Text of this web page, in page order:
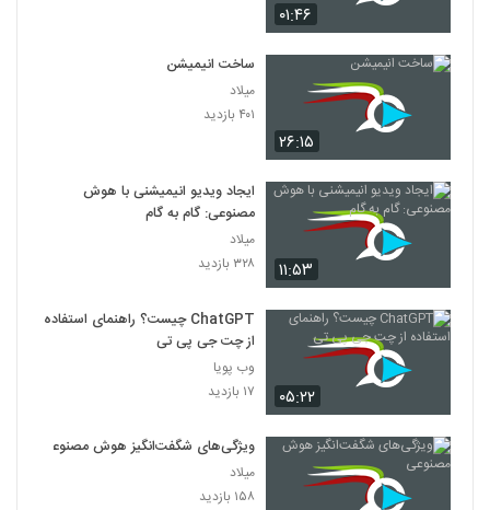
۰۱:۴۶
۲۶:۱۵
ساخت انیمیشن
میلاد
۴۰۱ بازدید
۱۱:۵۳
ایجاد ویدیو انیمیشنی با هوش
مصنوعی: گام به گام
میلاد
۳۲۸ بازدید
۰۵:۲۲
ChatGPT چیست؟ راهنمای استفاده
از چت جی پی تی
وب پویا
۱۷ بازدید
ویژگی‌های شگفت‌انگیز هوش مصنوعی
میلاد
۱۵۸ بازدید